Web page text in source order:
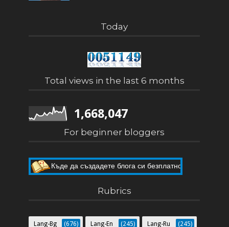
Today
Total views in the last 6 months
1,668,047
For beginner bloggers
Къде да създадете блога си безплатно
Rubrics
Lang-Bg (676) Lang-En (245) Lang-Ru (245)